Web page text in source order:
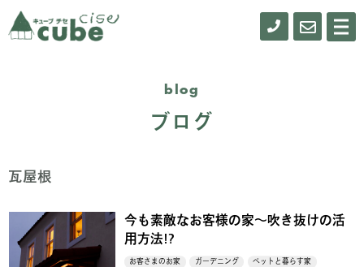
メ
ニ
0155- お
blog
ブログ
瓦屋根
今も素敵なお客様の家～吹き抜けの活
用方法!?
お客さまのお家 ガーデニング ペットと暮らす家